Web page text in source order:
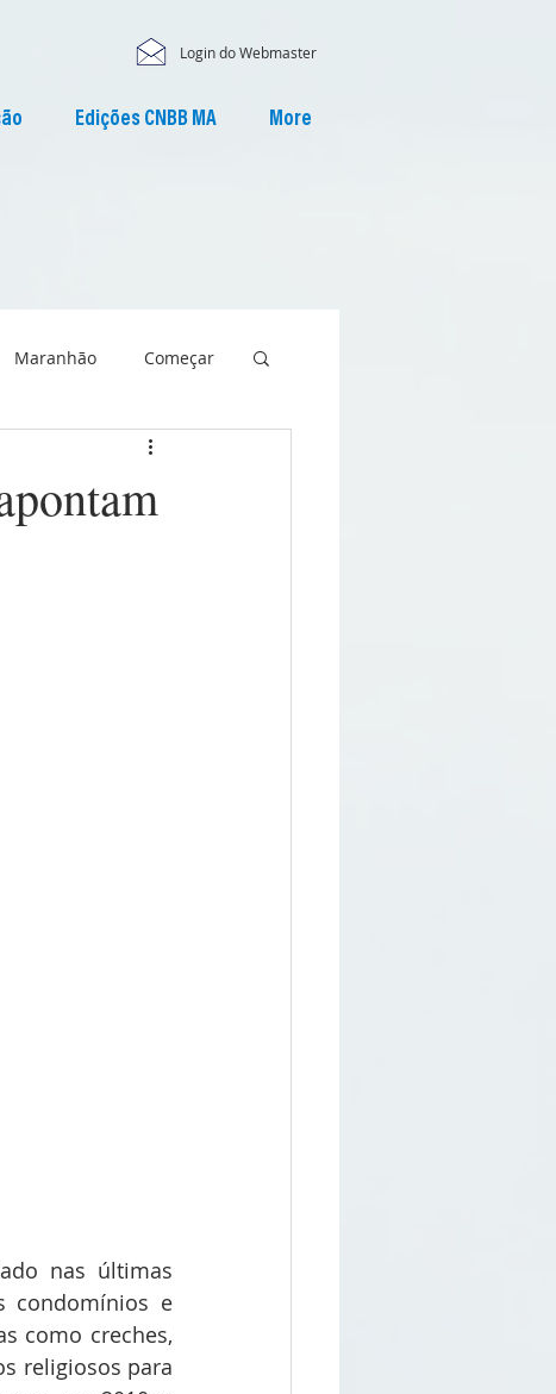
Login do Webmaster
Edições CNBB MA More
Maranhão Começar
nas últimas
condomínios e
como creches,
religiosos para